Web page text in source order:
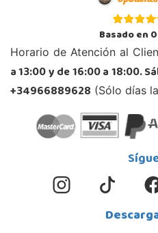
Basado en0
Horario de Atención al
a 13:00 y de 16:00 a 18:00.
+34966889628 (Sólo días